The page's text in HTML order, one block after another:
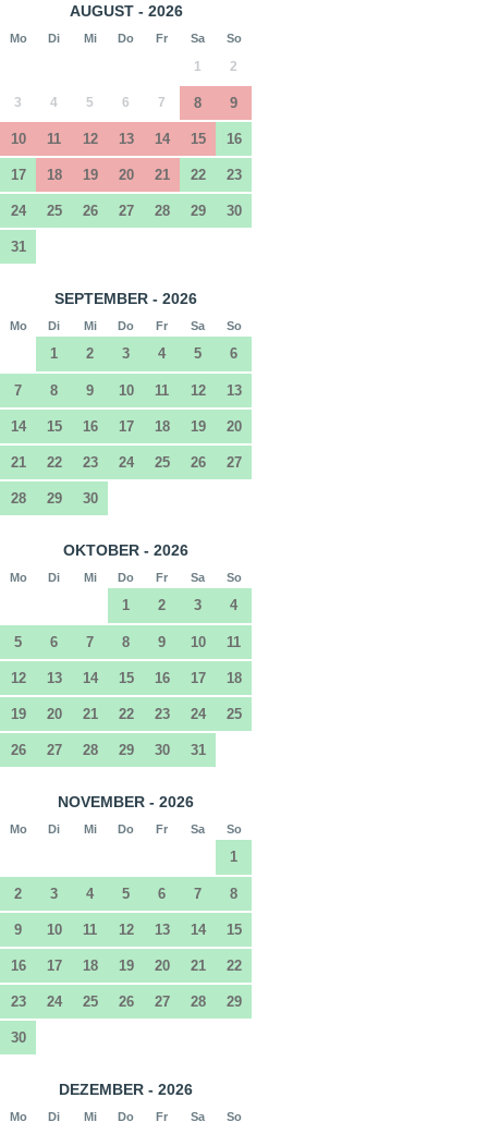
AUGUST - 2026
Mo Di Mi Do Fr Sa So
1 2
3 4 5 6 7 8 9
10 11 12 13 14 15 16
17 18 19 20 21 22 23
24 25 26 27 28 29 30
31
SEPTEMBER - 2026
Mo Di Mi Do Fr Sa So
1 2 3 4 5 6
7 8 9 10 11 12 13
14 15 16 17 18 19 20
21 22 23 24 25 26 27
28 29 30
OKTOBER - 2026
Mo Di Mi Do Fr Sa So
1 2 3 4
5 6 7 8 9 10 11
12 13 14 15 16 17 18
19 20 21 22 23 24 25
26 27 28 29 30 31
NOVEMBER - 2026
Mo Di Mi Do Fr Sa So
1
2 3 4 5 6 7 8
9 10 11 12 13 14 15
16 17 18 19 20 21 22
23 24 25 26 27 28 29
30
DEZEMBER - 2026
Mo Di Mi Do Fr Sa So